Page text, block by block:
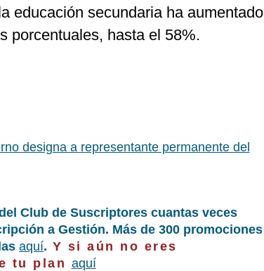
educación secundaria ha aumentado
porcentuales, hasta el 58%.
designa a representante permanente del
Club de Suscriptores cuantas veces
a Gestión. Más de 300 promociones
aquí. Y si aún no eres
tu plan aquí